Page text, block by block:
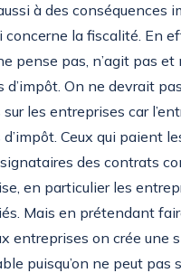
à des conséquences
concerne la fiscalité. En
pense pas, n’agit pas et
d’impôt. On ne devrait
sur les entreprises car
Ceux qui paient
des contrats
en particulier les
Mais en prétendant
entreprises on crée une
puisqu’on ne peut pas